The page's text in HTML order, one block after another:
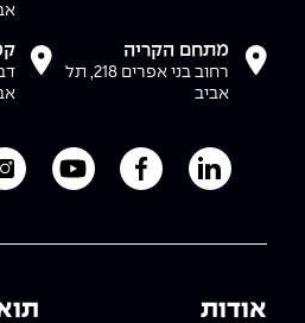
מתחם הקריה
רחוב בני אפרים 218, תל
אביב
לעמוד הלינקדאין של
לעמוד לעמוד
אודות